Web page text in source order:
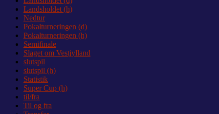
Landsholdet (h)
Nedtur
Pokalturneringen (d)
Pokalturneringen (h)
Semifinale
Slaget om Vestjylland
slutspil
slutspil (h)
Statistik
Super Cup (h)
til/fra
Til og fra